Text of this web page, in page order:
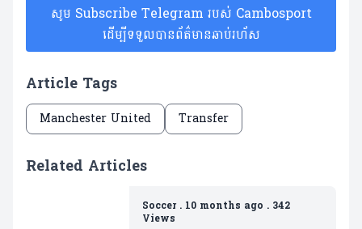
សូម Subscribe Telegram របស់ Cambosport
ដើម្បីទទួលបានព័ត៌មានឆាប់រហ័ស
Article Tags
Manchester United Transfer
Related Articles
Soccer. 10 months ago . 342
Views